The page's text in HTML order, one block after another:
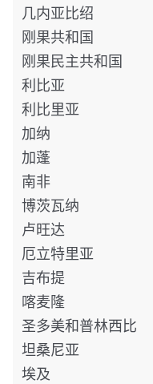
几内亚​比绍
刚果共和国
刚果民主共和国
利比亚
利比里亚
加纳
加蓬
南非
博茨瓦纳
卢旺达
厄立特里亚
吉布提
喀麦隆
圣​多美​和​普林西比
坦桑尼亚
埃及